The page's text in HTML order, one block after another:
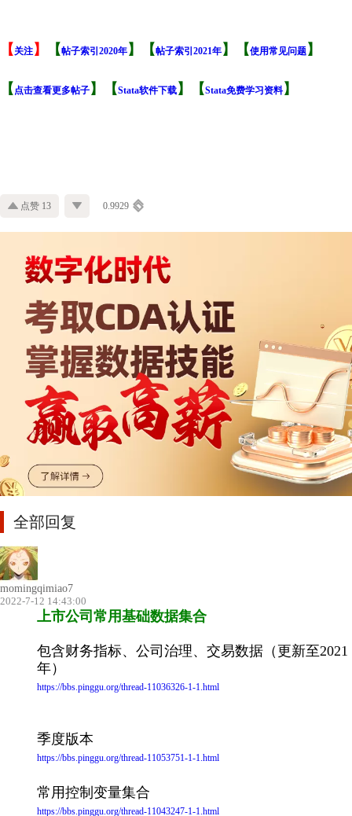
【 关注 】 【帖子索引2020年 】【帖子索引2021年 】【使用常见问题 】
【 点击查看更多帖子 】【Stata软件下载 】【Stata免费学习资料 】
点赞 13 0.9929
全部回复
momingqimiao7
2022-7-12 14:43:00
上市公司常用基础数据集合
包含财务指标、公司治理、交易数据（更新至2021
年）
https://bbs.pinggu.org/thread-11036326-1-1.html
季度版本
https://bbs.pinggu.org/thread-11053751-1-1.html
常用控制变量集合
https://bbs.pinggu.org/thread-11043247-1-1.html